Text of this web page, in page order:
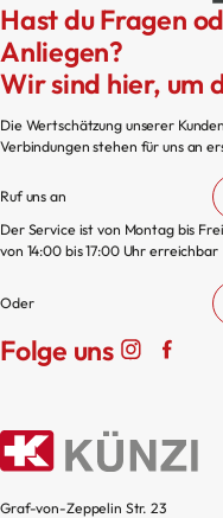
Hast du Fragen
Anliegen?
Wir sind hier, um
Die Wertschätzung unserer
Verbindungen stehen für uns an
Ruf uns an
Der Service ist von Montag bis
von 14:00 bis 17:00 Uhr erreichbar
Oder
Folge uns
Graf-von-Zeppelin Str. 23